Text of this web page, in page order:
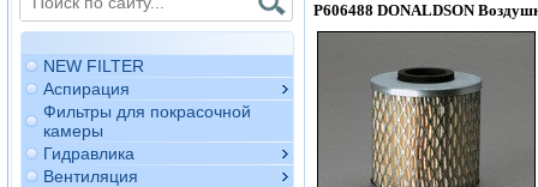
NEW FILTER
Аспирация
Фильтры для покрасочной
камеры
Гидравлика
Вентиляция
P606488 DONALDSON